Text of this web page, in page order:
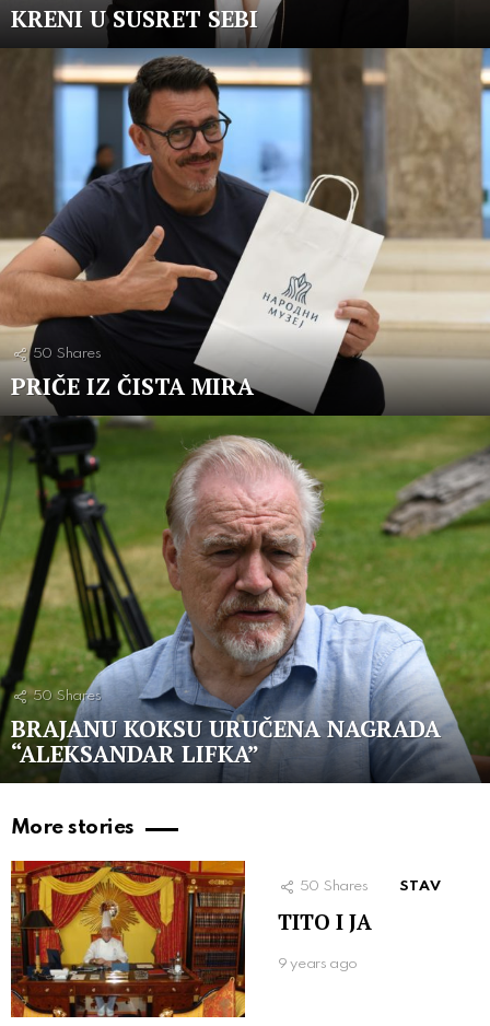
KRENI U SUSRET SEBI
50 Shares
PRIČE IZ ČISTA MIRA
50 Shares
BRAJANU KOKSU URUČENA NAGRADA
“ALEKSANDAR LIFKA”
More stories
50 Shares STAV
TITO I JA
9 years ago